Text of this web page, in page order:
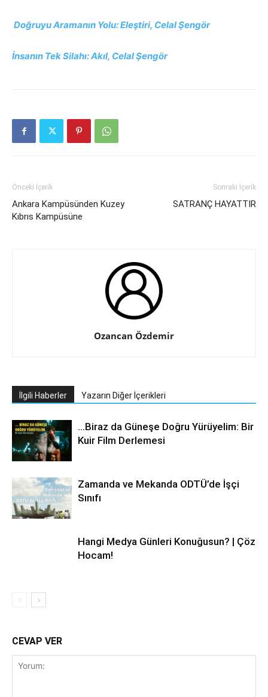
Doğruyu Aramanın Yolu: Eleştiri, Celal Şengör
İnsanın Tek Silahı: Akıl, Celal Şengör
Önceki İçerik
Ankara Kampüsünden Kuzey
Kıbrıs Kampüsüne
Sonraki İçerik
SATRANÇ HAYATTIR
Ozancan Özdemir
İlgili Haberler Yazarın Diğer İçerikleri
…Biraz da Güneşe Doğru Yürüyelim: Bir
Kuir Film Derlemesi
Zamanda ve Mekanda ODTÜ’de İşçi
Sınıfı
Hangi Medya Günleri Konuğusun? | Çöz
Hocam!
CEVAP VER